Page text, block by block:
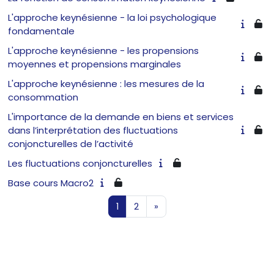
L'approche keynésienne - la loi psychologique
fondamentale
L'approche keynésienne - les propensions
moyennes et propensions marginales
L'approche keynésienne : les mesures de la
consommation
L'importance de la demande en biens et services
dans l’interprétation des fluctuations
conjoncturelles de l’activité
Les fluctuations conjoncturelles
Base cours Macro2
1Page 1
2Page 2
»Page suivante